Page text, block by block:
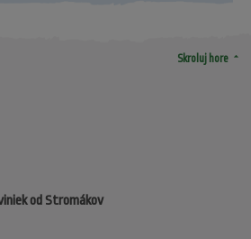
Skroluj hore arrow_drop_up
od Stromákov